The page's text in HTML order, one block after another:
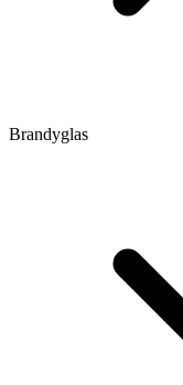
Brandyglas